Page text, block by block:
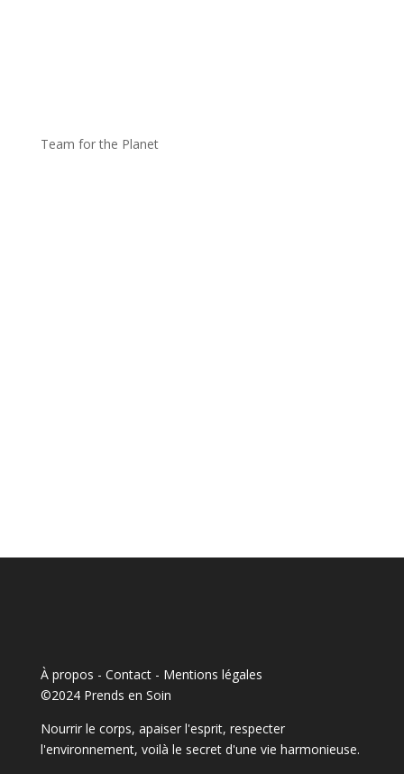
Team for the Planet
À propos - Contact- Mentions légales
©2024 Prends en Soin
Nourrir le corps, apaiser l'esprit, respecter
l'environnement, voilà le secret d'une vie harmonieuse.